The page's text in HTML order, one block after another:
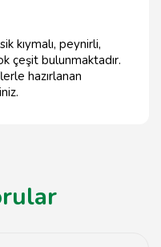
kıymalı, peynirli,
çeşit bulunmaktadır.
hazırlanan